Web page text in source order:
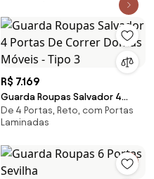
R$ 7.169
Guarda Roupas Salvador 4
Portas De Correr Domus
Móveis - Tipo 3
De 4 Portas, Reto, com Portas
Laminadas